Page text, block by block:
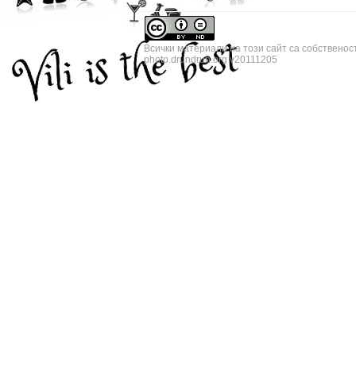
Всички материали на този сайт са
photo.drundrun.org v20111205